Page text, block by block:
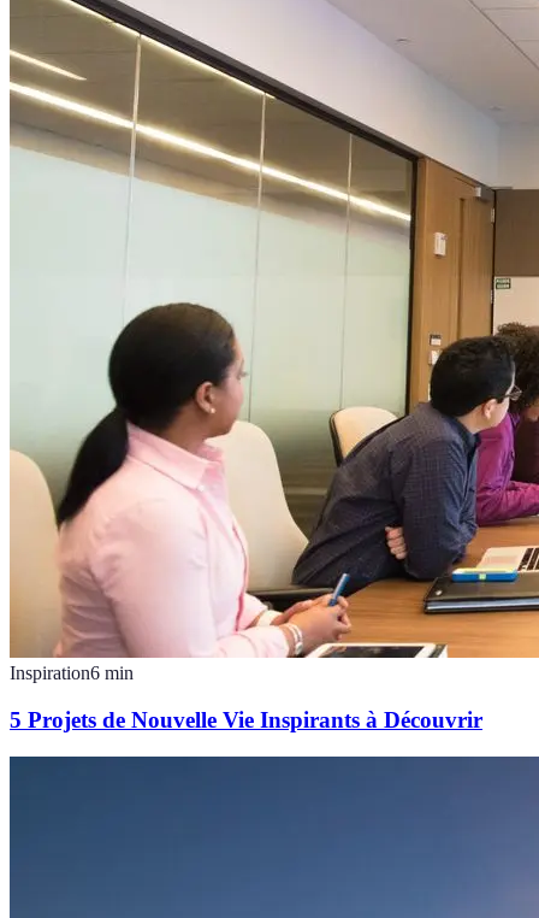
Inspiration6 min
5 Projets de Nouvelle Vie Inspirants à Découvrir